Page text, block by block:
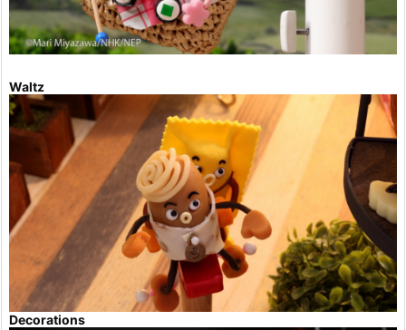
Waltz
Decorations